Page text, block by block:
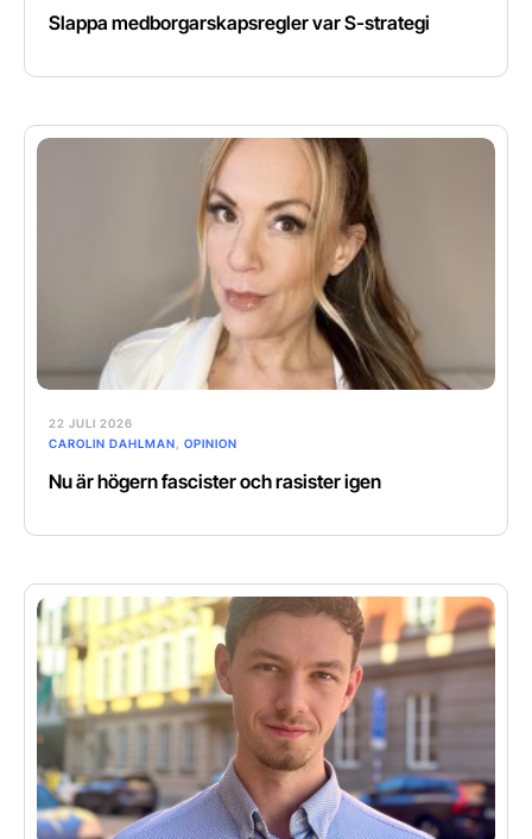
Slappa medborgarskapsregler var S-strategi
22 JULI 2026
CAROLIN DAHLMAN
OPINION
Nu är högern fascister och rasister igen